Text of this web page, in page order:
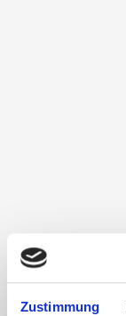
Zustimmung